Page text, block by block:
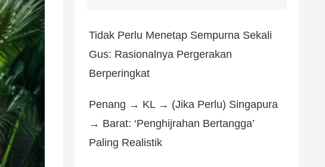
Tidak Perlu Menetap Sempurna Sekali
Gus: Rasionalnya Pergerakan
Berperingkat
Penang → KL → (Jika Perlu) Singapura
→ Barat: ‘Penghijrahan Bertangga’
Paling Realistik